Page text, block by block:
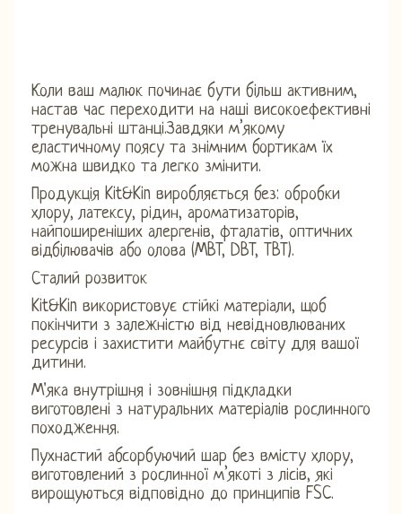
Коли ваш малюк починає бути більш активним,
настав час переходити на наші високоефективні
тренувальні штанці.Завдяки м’якому
еластичному поясу та знімним бортикам їх
можна швидко та легко змінити.
Продукція Kit&Kin виробляється без: обробки
хлору, латексу, рідин, ароматизаторів,
найпоширеніших алергенів, фталатів, оптичних
відбілювачів або олова (MBT, DBT, TBT).
Сталий розвиток
Kit&Kin використовує стійкі матеріали, щоб
покінчити з залежністю від невідновлюваних
ресурсів і захистити майбутнє світу для вашої
дитини.
М'яка внутрішня і зовнішня підкладки
виготовлені з натуральних матеріалів рослинного
походження.
Пухнастий абсорбуючий шар без вмісту хлору,
виготовлений з рослинної м’якоті з лісів, які
вирощуються відповідно до принципів FSC.